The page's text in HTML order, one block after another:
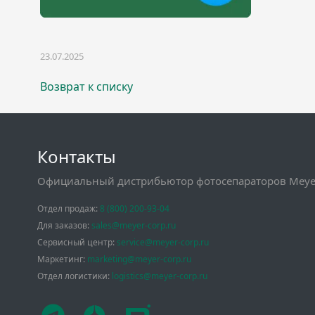
23.07.2025
Возврат к списку
Контакты
Официальный дистрибьютор фотосепараторов
Отдел продаж: 8 (800) 200-93-04
Для заказов: sales@meyer-corp.ru
Сервисный центр: service@meyer-corp.ru
Маркетинг: marketing@meyer-corp.ru
Отдел логистики: logistics@meyer-corp.ru